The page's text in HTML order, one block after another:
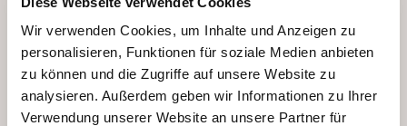
Wir verwenden Cookies, um Inhalte und Anzeigen zu
personalisieren, Funktionen für soziale Medien anbieten
zu können und die Zugriffe auf unsere Website zu
analysieren. Außerdem geben wir Informationen zu Ihrer
Verwendung unserer Website an unsere Partner für
Tepes de Transilvania, conocido en la
historia y en los cuentos como el Conde
Drácula. ¡Aquí hay mucho por ver y
experimentar!